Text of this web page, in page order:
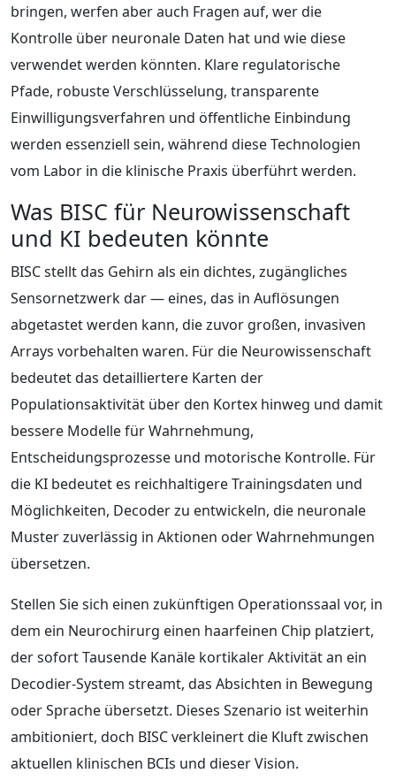
bringen, werfen aber auch Fragen auf, wer die
Kontrolle über neuronale Daten hat und wie diese
verwendet werden könnten. Klare regulatorische
Pfade, robuste Verschlüsselung, transparente
Einwilligungsverfahren und öffentliche Einbindung
werden essenziell sein, während diese Technologien
vom Labor in die klinische Praxis überführt werden.
Was BISC für Neurowissenschaft
und KI bedeuten könnte
BISC stellt das Gehirn als ein dichtes, zugängliches
Sensornetzwerk dar — eines, das in Auflösungen
abgetastet werden kann, die zuvor großen, invasiven
Arrays vorbehalten waren. Für die Neurowissenschaft
bedeutet das detailliertere Karten der
Populationsaktivität über den Kortex hinweg und damit
bessere Modelle für Wahrnehmung,
Entscheidungsprozesse und motorische Kontrolle. Für
die KI bedeutet es reichhaltigere Trainingsdaten und
Möglichkeiten, Decoder zu entwickeln, die neuronale
Muster zuverlässig in Aktionen oder Wahrnehmungen
übersetzen.
Stellen Sie sich einen zukünftigen Operationssaal vor, in
dem ein Neurochirurg einen haarfeinen Chip platziert,
der sofort Tausende Kanäle kortikaler Aktivität an ein
Decodier‑System streamt, das Absichten in Bewegung
oder Sprache übersetzt. Dieses Szenario ist weiterhin
ambitioniert, doch BISC verkleinert die Kluft zwischen
aktuellen klinischen BCIs und dieser Vision.